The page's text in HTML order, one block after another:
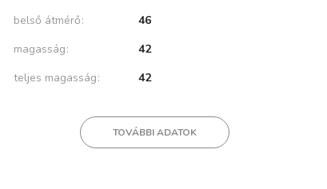
belső átmérő
46
magasság
42
teljes magasság
42
TOVÁBBI ADATOK